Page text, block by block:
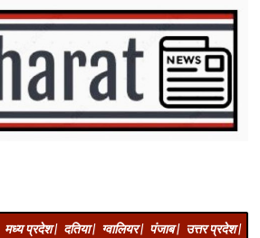
मध्य प्रदेश | दतिया | ग्वालियर | पंजाब | उत्तर प्रदेश |